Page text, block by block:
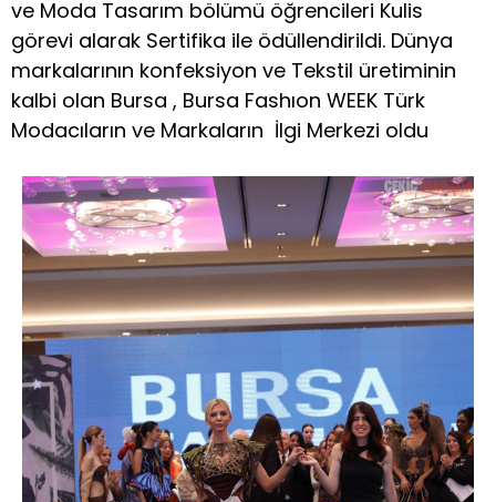
ve Moda Tasarım bölümü öğrencileri Kulis
görevi alarak Sertifika ile ödüllendirildi. Dünya
markalarının konfeksiyon ve Tekstil üretiminin
kalbi olan Bursa , Bursa Fashıon WEEK Türk
Modacıların ve Markaların İlgi Merkezi oldu